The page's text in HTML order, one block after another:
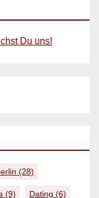
Du uns!
(28)
(9) Dating (6)